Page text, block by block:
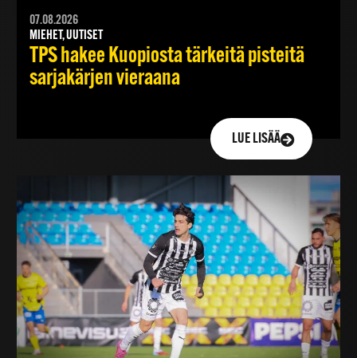
07.08.2026
MIEHET, UUTISET
TPS hakee Kuopiosta tärkeitä pisteitä
sarjakärjen vieraana
LUE LISÄÄ